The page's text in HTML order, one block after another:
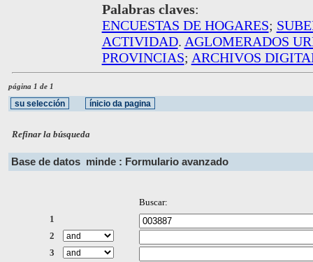
Palabras claves:
ENCUESTAS DE HOGARES;
ACTIVIDAD. AGLOMERADOS
PROVINCIAS; ARCHIVOS
página 1 de 1
Refinar la búsqueda
Base de datos minde : Formulario avanzado
Buscar:
1
2
3